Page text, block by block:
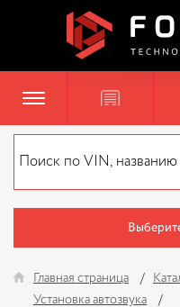
Главная страница
Установка автозвука